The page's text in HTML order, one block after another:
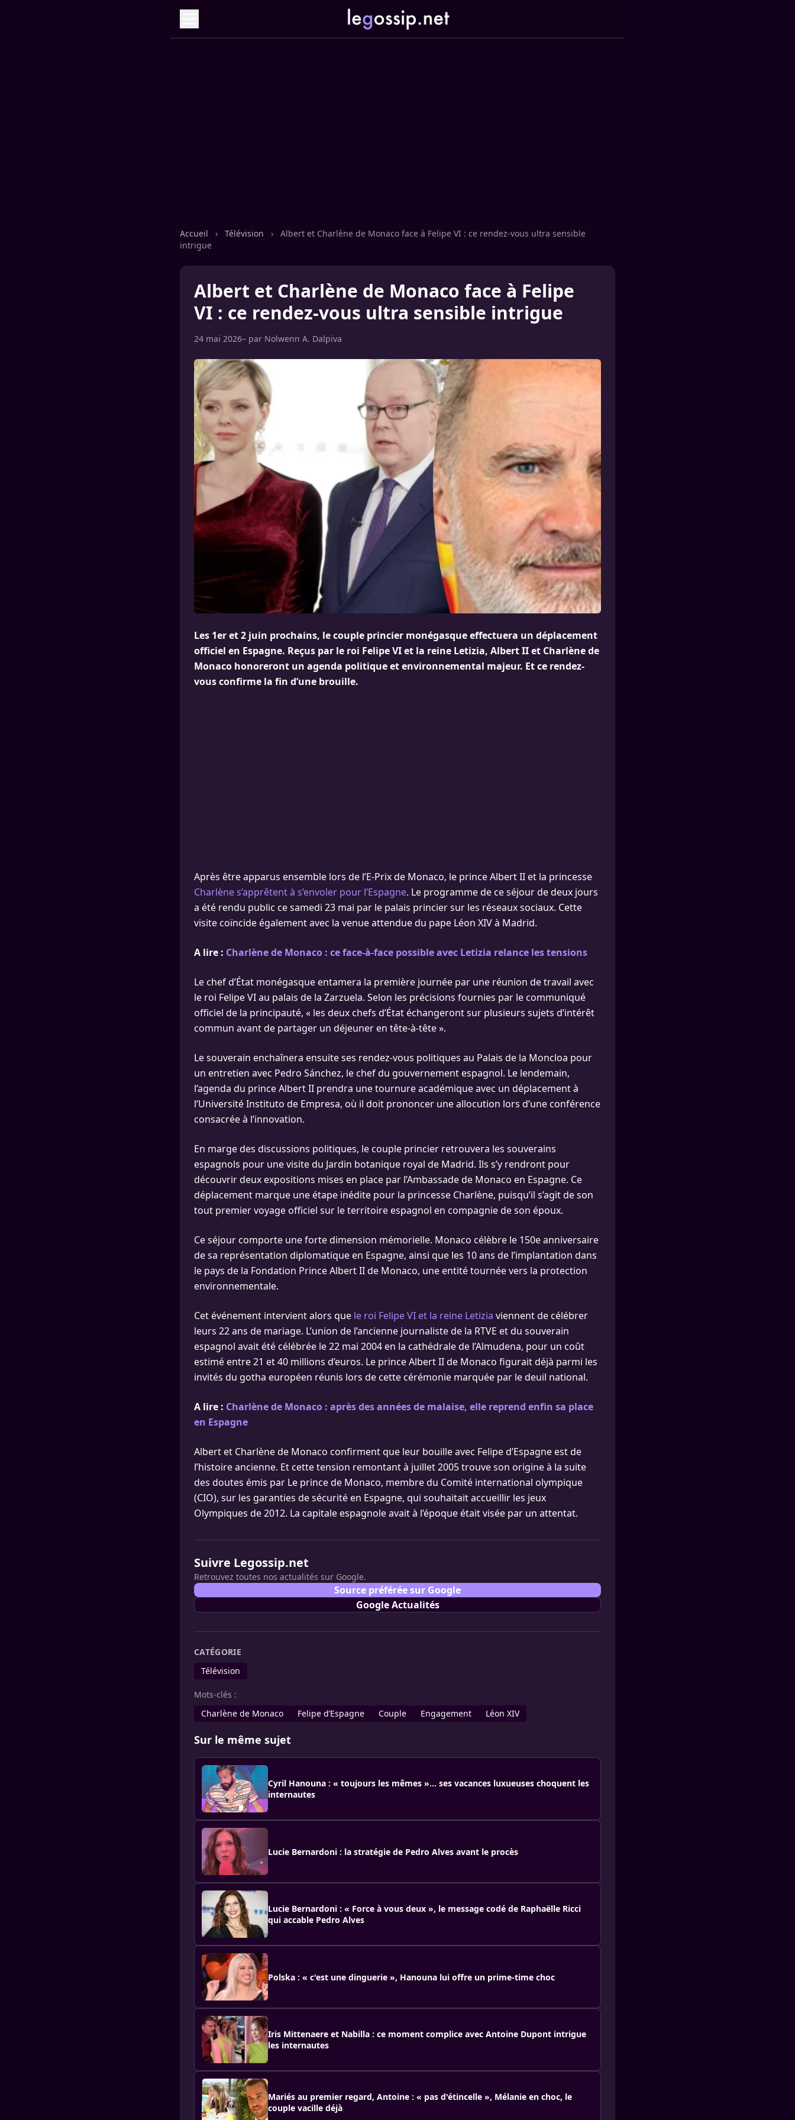
Accueil › Télévision ›
Albert et Charlène de Monaco face à Felipe VI : ce rendez-vous ultra sensible
intrigue
Albert et Charlène de Monaco face à Felipe
VI : ce rendez-vous ultra sensible intrigue
24 mai 2026– par Nolwenn A. Dalpiva
Les 1er et 2 juin prochains, le couple princier monégasque effectuera un déplacement
officiel en Espagne. Reçus par le roi Felipe VI et la reine Letizia, Albert II et Charlène de
Monaco honoreront un agenda politique et environnemental majeur. Et ce rendez-
vous confirme la fin d’une brouille.
Après être apparus ensemble lors de l’E-Prix de Monaco, le prince Albert II et la princesse
Charlène s’apprêtent à s’envoler pour l’Espagne. Le programme de ce séjour de deux jours
a été rendu public ce samedi 23 mai par le palais princier sur les réseaux sociaux. Cette
visite coïncide également avec la venue attendue du pape Léon XIV à Madrid.
A lire : Charlène de Monaco : ce face-à-face possible avec Letizia relance les tensions
Le chef d’État monégasque entamera la première journée par une réunion de travail avec
le roi Felipe VI au palais de la Zarzuela. Selon les précisions fournies par le communiqué
officiel de la principauté, « les deux chefs d’État échangeront sur plusieurs sujets d’intérêt
commun avant de partager un déjeuner en tête-à-tête ».
Le souverain enchaînera ensuite ses rendez-vous politiques au Palais de la Moncloa pour
un entretien avec Pedro Sánchez, le chef du gouvernement espagnol. Le lendemain,
l’agenda du prince Albert II prendra une tournure académique avec un déplacement à
l’Université Instituto de Empresa, où il doit prononcer une allocution lors d’une conférence
consacrée à l’innovation.
En marge des discussions politiques, le couple princier retrouvera les souverains
espagnols pour une visite du Jardin botanique royal de Madrid. Ils s’y rendront pour
découvrir deux expositions mises en place par l’Ambassade de Monaco en Espagne. Ce
déplacement marque une étape inédite pour la princesse Charlène, puisqu’il s’agit de son
tout premier voyage officiel sur le territoire espagnol en compagnie de son époux.
Ce séjour comporte une forte dimension mémorielle. Monaco célèbre le 150e anniversaire
de sa représentation diplomatique en Espagne, ainsi que les 10 ans de l’implantation dans
le pays de la Fondation Prince Albert II de Monaco, une entité tournée vers la protection
environnementale.
Cet événement intervient alors que le roi Felipe VI et la reine Letizia viennent de célébrer
leurs 22 ans de mariage. L’union de l’ancienne journaliste de la RTVE et du souverain
espagnol avait été célébrée le 22 mai 2004 en la cathédrale de l’Almudena, pour un coût
estimé entre 21 et 40 millions d’euros. Le prince Albert II de Monaco figurait déjà parmi les
invités du gotha européen réunis lors de cette cérémonie marquée par le deuil national.
A lire : Charlène de Monaco : après des années de malaise, elle reprend enfin sa place
en Espagne
Albert et Charlène de Monaco confirment que leur bouille avec Felipe d’Espagne est de
l’histoire ancienne. Et cette tension remontant à juillet 2005 trouve son origine à la suite
des doutes émis par Le prince de Monaco, membre du Comité international olympique
(CIO), sur les garanties de sécurité en Espagne, qui souhaitait accueillir les jeux
Olympiques de 2012. La capitale espagnole avait à l’époque était visée par un attentat.
Suivre Legossip.net
Retrouvez toutes nos actualités sur Google.
Source préférée sur Google
Google Actualités
CATÉGORIE
Télévision
Mots-clés :
Charlène de Monaco
Felipe d’Espagne Couple Engagement Léon XIV
Sur le même sujet
Cyril Hanouna : « toujours les mêmes »… ses vacances luxueuses choquent les
internautes
Lucie Bernardoni : la stratégie de Pedro Alves avant le procès
Lucie Bernardoni : « Force à vous deux », le message codé de Raphaëlle Ricci
qui accable Pedro Alves
Polska : « c'est une dinguerie », Hanouna lui offre un prime-time choc
Iris Mittenaere et Nabilla : ce moment complice avec Antoine Dupont intrigue
les internautes
Mariés au premier regard, Antoine : « pas d'étincelle », Mélanie en choc, le
couple vacille déjà